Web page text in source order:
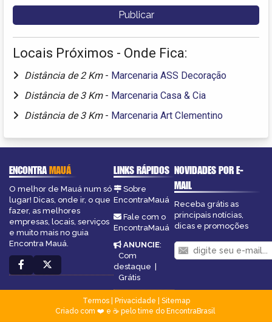
Locais Próximos - Onde Fica:
Distância de 2 Km - Marcenaria ASS Decoração
Distância de 3 Km - Marcenaria Casa & Cia
Distância de 3 Km - Marcenaria Art Clementino
ENCONTRAMAUÁ
O melhor de Mauá num só
lugar! Dicas, onde ir, o que
fazer, as melhores
empresas, locais, serviços
e muito mais no guia
Encontra Mauá.
LINKS RÁPIDOS
Sobre
EncontraMauá
Fale com o
EncontraMauá
ANUNCIE:
Com
destaque |
Grátis
NOVIDADES POR E-
MAIL
Receba grátis as
principais notícias,
dicas e promoções
Termos| Privacidade
Sitemap
Criado com ❤️ e ☕ pelo time do EncontraBrasil